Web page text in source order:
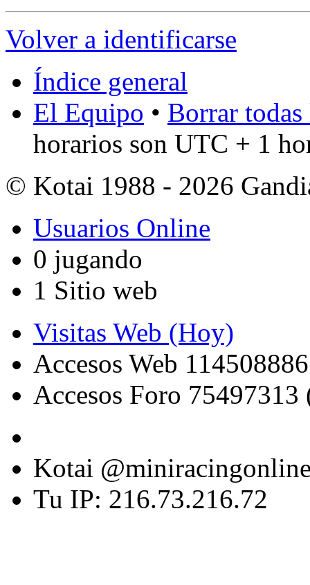
Volver a identificarse
Índice general
El Equipo • Borrar
horarios son UTC + 1
© Kotai 1988 - 2026
Usuarios Online
0 jugando
1 Sitio web
Visitas Web (Hoy)
Accesos Web
Accesos Foro 75497313
Kotai
Tu IP: 216.73.216.72